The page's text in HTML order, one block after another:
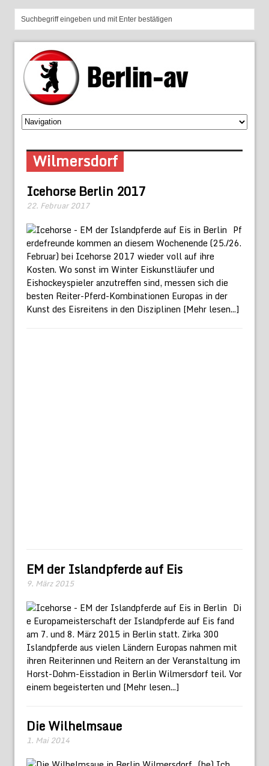
Wilmersdorf
Icehorse Berlin 2017
22. Februar 2017
Pf
erdefreunde kommen an diesem Wochenende (25./26.
Februar) bei Icehorse 2017 wieder voll auf ihre
Kosten. Wo sonst im Winter Eiskunstläufer und
Eishockeyspieler anzutreffen sind, messen sich die
besten Reiter-Pferd-Kombinationen Europas in der
Kunst des Eisreitens in den Disziplinen [Mehr lesen...]
EM der Islandpferde auf Eis
9. März 2015
Di
e Europameisterschaft der Islandpferde auf Eis fand
am 7. und 8. März 2015 in Berlin statt. Zirka 300
Islandpferde aus vielen Ländern Europas nahmen mit
ihren Reiterinnen und Reitern an der Veranstaltung im
Horst-Dohm-Eisstadion in Berlin Wilmersdorf teil. Vor
einem begeisterten und [Mehr lesen...]
Die Wilhelmsaue
1. Mai 2014